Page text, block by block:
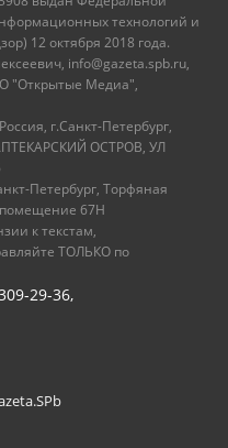
технологий и
12 октября 2018 года.
info@gazeta.spb.ru,
"Открытые Медиа",
г.Санкт-Петербург,
ОСТРОВ, УЛ
Петербург, Торфяная
помещение 67Н
к текстам,
ТОЛЬКО по
29-36,